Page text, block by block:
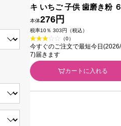
キ いちご 子供 歯磨き粉 ６
ｇ ライオン (医薬部外品)
本体276円
税率10％ 303円（税込）
（0）
今すぐのご注文で最短今日
7)届きます
カートに入れる